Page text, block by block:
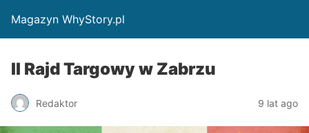
Magazyn WhyStory.pl
II Rajd Targowy w Zabrzu
Redaktor 9 lat ago